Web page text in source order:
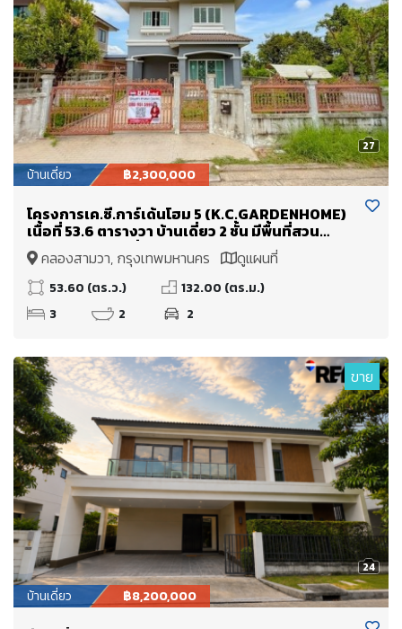
27
บ้านเดี่ยว ฿2,300,000
โครงการเค.ซี.การ์เด้นโฮม 5 (K.C.GARDENHOME)
เนื้อที่ 53.6 ตารางวา บ้านเดี่ยว 2 ชั้น มีพื้นที่สวน
บริเวณรอบบ้าน สิ่งแวดล้อมดี
คลองสามวา, กรุงเทพมหานคร ดูแผนที่
53.60 (ตร.ว.)
132.00 (ตร.ม.)
3
2 2
24
ขาย
บ้านเดี่ยว ฿8,200,000